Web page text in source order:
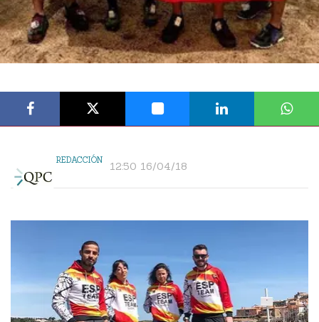
REDACCIÓN 12:50 16/04/18